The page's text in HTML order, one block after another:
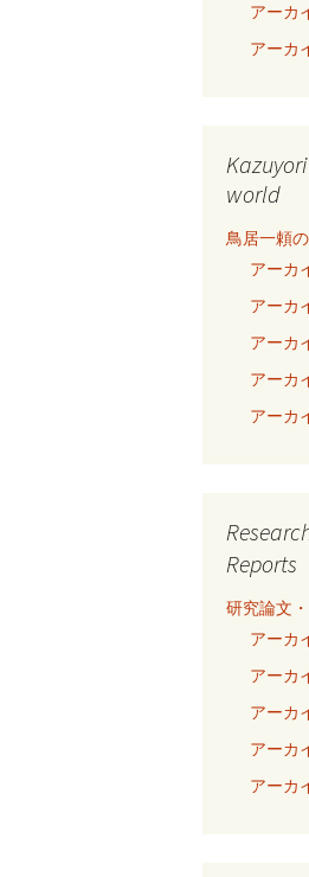
アーカ
アーカ
world
鳥居一頼
アーカ
アーカ
アーカ
アーカ
アーカ
Reports
研究論文
アーカ
アーカ
アーカ
アーカ
アーカ